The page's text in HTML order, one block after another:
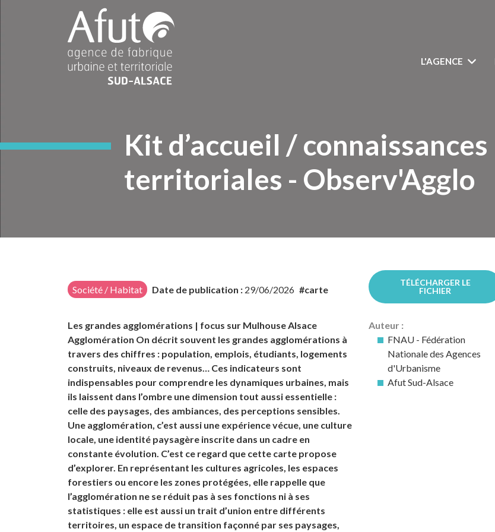
L'AGENCE
Kit d’accueil / connaissances
territoriales - Observ'Agglo
Société / Habitat Date de publication : 29/06/2026 #carte
TÉLÉCHARGER LE
FICHIER
Les grandes agglomérations | focus sur Mulhouse Alsace
Agglomération On décrit souvent les grandes agglomérations à
travers des chiffres : population, emplois, étudiants, logements
construits, niveaux de revenus… Ces indicateurs sont
indispensables pour comprendre les dynamiques urbaines, mais
ils laissent dans l’ombre une dimension tout aussi essentielle :
celle des paysages, des ambiances, des perceptions sensibles.
Une agglomération, c’est aussi une expérience vécue, une culture
locale, une identité paysagère inscrite dans un cadre en
constante évolution. C’est ce regard que cette carte propose
d’explorer. En représentant les cultures agricoles, les espaces
forestiers ou encore les zones protégées, elle rappelle que
l’agglomération ne se réduit pas à ses fonctions ni à ses
statistiques : elle est aussi un trait d’union entre différents
territoires, un espace de transition façonné par ses paysages,
Auteur :
FNAU - Fédération
Nationale des Agences
d'Urbanisme
Afut Sud-Alsace